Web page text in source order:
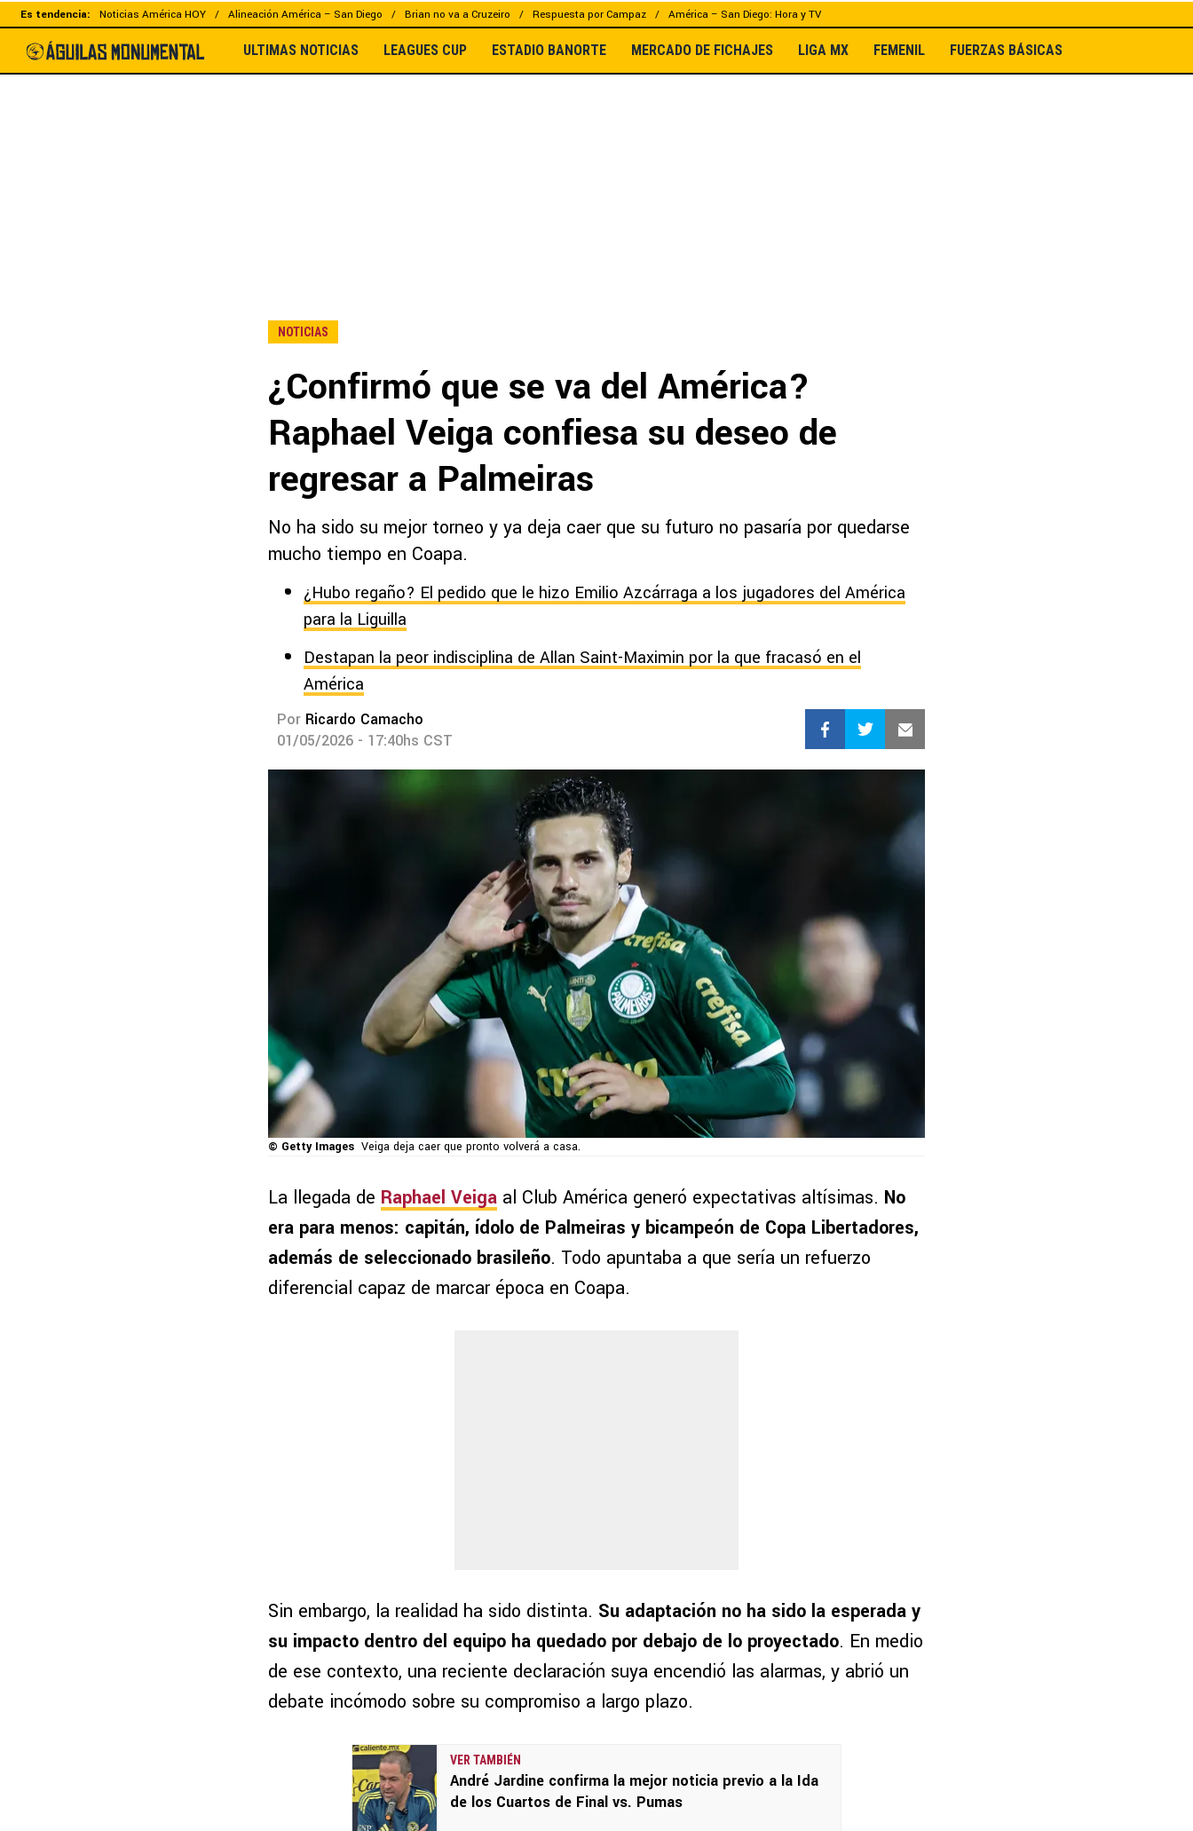
Es tendencia: Noticias América HOY Alineación América – San Diego Brian no va a Cruzeiro Respuesta por Campaz América – San Diego: Hora y TV
ULTIMAS NOTICIAS LEAGUES CUP ESTADIO BANORTE MERCADO DE FICHAJES LIGA MX FEMENIL FUERZAS BÁSICAS
NOTICIAS
¿Confirmó que se va del América?
Raphael Veiga confiesa su deseo de
regresar a Palmeiras
No ha sido su mejor torneo y ya deja caer que su futuro no pasaría por quedarse
mucho tiempo en Coapa.
¿Hubo regaño? El pedido que le hizo Emilio Azcárraga a los jugadores del América
para la Liguilla
Destapan la peor indisciplina de Allan Saint-Maximin por la que fracasó en el
América
Por Ricardo Camacho
01/05/2026 - 17:40hs CST
© Getty Images Veiga deja caer que pronto volverá a casa.
La llegada de Raphael Veiga al Club América generó expectativas altísimas. No
era para menos: capitán, ídolo de Palmeiras y bicampeón de Copa Libertadores,
además de seleccionado brasileño. Todo apuntaba a que sería un refuerzo
diferencial capaz de marcar época en Coapa.
Sin embargo, la realidad ha sido distinta. Su adaptación no ha sido la esperada y
su impacto dentro del equipo ha quedado por debajo de lo proyectado. En medio
de ese contexto, una reciente declaración suya encendió las alarmas, y abrió un
debate incómodo sobre su compromiso a largo plazo.
VER TAMBIÉN
André Jardine confirma la mejor noticia previo a la Ida
de los Cuartos de Final vs. Pumas